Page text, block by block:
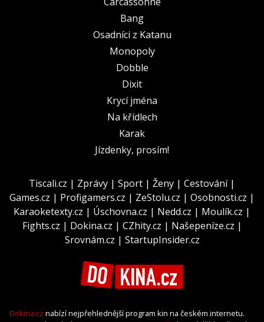
Bang
Osadníci z Katanu
Monopoly
Dobble
Dixit
Krycí jména
Na křídlech
Karak
Jízdenky, prosím!
Tiscali.cz | Zprávy | Sport | Ženy | Cestování|
Games.cz | Profigamers.cz | ZeStolu.cz | Osobnosti.cz |
Karaoketexty.cz | Úschovna.cz | Nedd.cz | Moulík.cz |
Fights.cz | Dokina.cz | CZhity.cz | Našepeníze.cz |
Srovnám.cz | StartupInsider.cz
Dokina.cz nabízí nejpřehlednější program kin na českém internetu.